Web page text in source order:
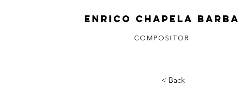
ENRICO CHAPELA BARBA
COMPOSITOR
< Back